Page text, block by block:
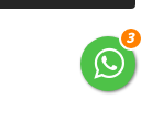
3